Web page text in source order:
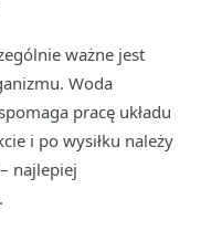
ważne jest
Woda
pracę układu
i po wysiłku należy
najlepiej